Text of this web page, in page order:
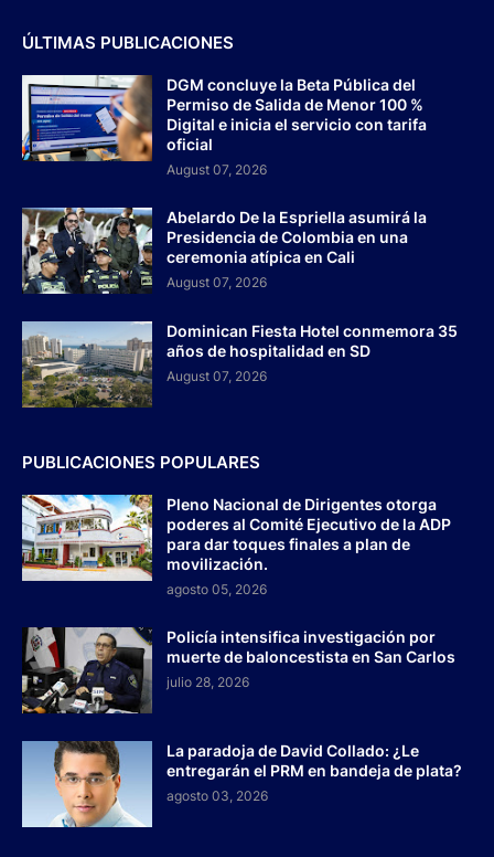
ÚLTIMAS PUBLICACIONES
DGM concluye la Beta Pública del
Permiso de Salida de Menor 100 %
Digital e inicia el servicio con tarifa
oficial
August 07, 2026
Abelardo De la Espriella asumirá la
Presidencia de Colombia en una
ceremonia atípica en Cali
August 07, 2026
Dominican Fiesta Hotel conmemora 35
años de hospitalidad en SD
August 07, 2026
PUBLICACIONES POPULARES
Pleno Nacional de Dirigentes otorga
poderes al Comité Ejecutivo de la ADP
para dar toques finales a plan de
movilización.
agosto 05, 2026
Policía intensifica investigación por
muerte de baloncestista en San Carlos
julio 28, 2026
La paradoja de David Collado: ¿Le
entregarán el PRM en bandeja de plata?
agosto 03, 2026